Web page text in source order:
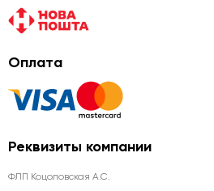
Оплата
Реквизиты компании
ФЛП Коцоловская А.С.